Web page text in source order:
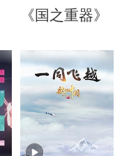
《国之重器》